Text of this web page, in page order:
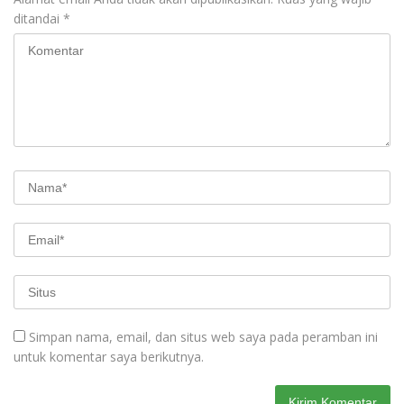
ditandai *
Simpan nama, email, dan situs web saya pada peramban ini
untuk komentar saya berikutnya.